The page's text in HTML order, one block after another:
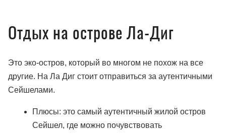
Отдых на острове Ла-Диг
Это эко-остров, который во многом не похож на все
другие. На Ла Диг стоит отправиться за аутентичными
Сейшелами.
Плюсы: это самый аутентичный жилой остров
Сейшел, где можно почувствовать